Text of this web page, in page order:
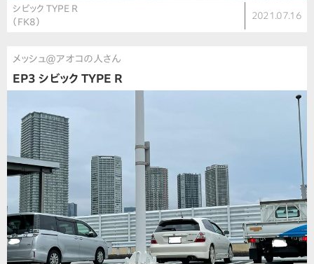
シビック TYPE R
（FK8）
2021.07.16
メッシュ@アオコの人さん
EP3 シビック TYPE R